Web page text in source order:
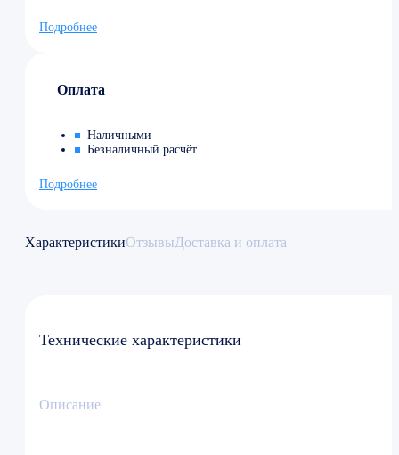
Подробнее
Оплата
Наличными
Безналичный расчёт
Подробнее
ХарактеристикиОтзывыДоставка и оплата
Технические характеристики
Описание